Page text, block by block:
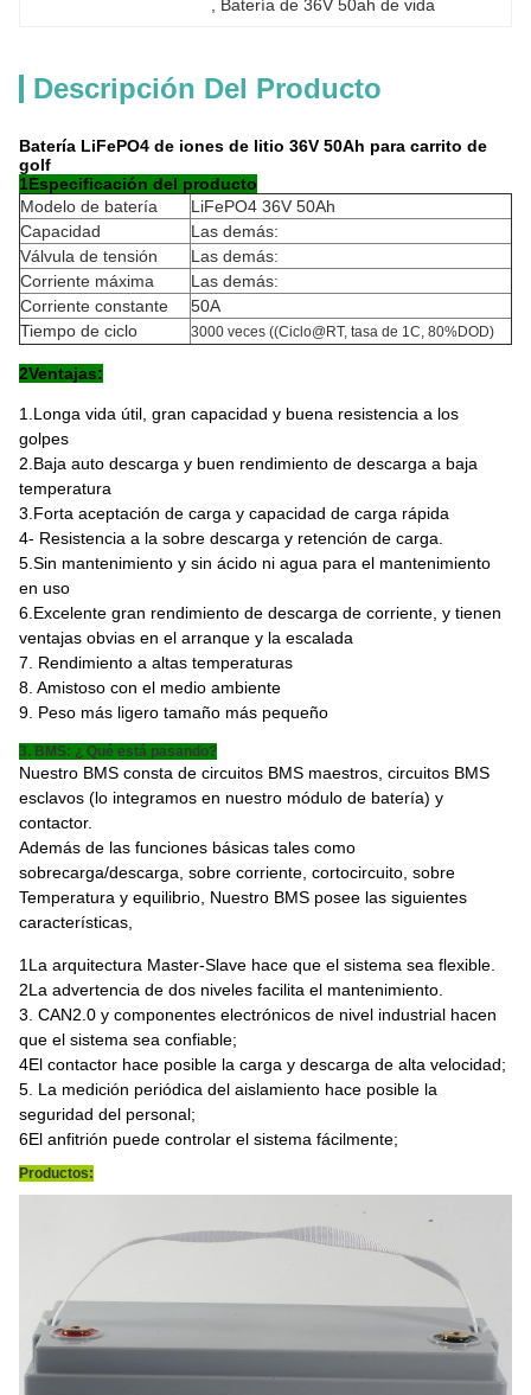
Batería de 36V 50ah de vida
Descripción Del Producto
Batería LiFePO4 de iones de litio 36V 50Ah para carrito de
golf
1Especificación del producto
Modelo de batería
LiFePO4 36V 50Ah
Capacidad
Las demás:
Válvula de tensión
Las demás:
Corriente máxima
Las demás:
Corriente constante
50A
Tiempo de ciclo
3000 veces ((Ciclo@RT, tasa de 1C, 80%DOD)
2Ventajas:
1.Longa vida útil, gran capacidad y buena resistencia a los
golpes
2.Baja auto descarga y buen rendimiento de descarga a baja
temperatura
3.Forta aceptación de carga y capacidad de carga rápida
4- Resistencia a la sobre descarga y retención de carga.
5.Sin mantenimiento y sin ácido ni agua para el mantenimiento
en uso
6.Excelente gran rendimiento de descarga de corriente, y tienen
ventajas obvias en el arranque y la escalada
7. Rendimiento a altas temperaturas
8. Amistoso con el medio ambiente
9. Peso más ligero tamaño más pequeño
3. BMS: ¿ Qué está pasando?
Nuestro BMS consta de circuitos BMS maestros, circuitos BMS
esclavos (lo integramos en nuestro módulo de batería) y
contactor.
Además de las funciones básicas tales como
sobrecarga/descarga, sobre corriente, cortocircuito, sobre
Temperatura y equilibrio, Nuestro BMS posee las siguientes
características,
1La arquitectura Master-Slave hace que el sistema sea flexible.
2La advertencia de dos niveles facilita el mantenimiento.
3. CAN2.0 y componentes electrónicos de nivel industrial hacen
que el sistema sea confiable;
4El contactor hace posible la carga y descarga de alta velocidad;
5. La medición periódica del aislamiento hace posible la
seguridad del personal;
6El anfitrión puede controlar el sistema fácilmente;
Productos: